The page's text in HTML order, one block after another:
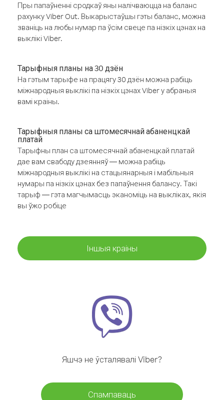
Пры папаўненні сродкаў яны налічваюцца на баланс
рахунку Viber Out. Выкарыстаўшы гэты баланс, можна
званіць на любы нумар па ўсім свеце па нізкіх цэнах на
выклікі Viber.
Тарыфныя планы на 30 дзён
На гэтым тарыфе на працягу 30 дзён можна рабіць
міжнародныя выклікі па нізкіх цэнах Viber у абраныя
вамі краіны.
Тарыфныя планы са штомесячнай абаненцкай
платай
Тарыфны план са штомесячнай абаненцкай платай
дае вам свабоду дзеянняў — можна рабіць
міжнародныя выклікі на стацыянарныя і мабільныя
нумары па нізкіх цэнах без папаўнення балансу. Такі
тарыф — гэта магчымасць эканоміць на выкліках, якія
вы ўжо робіце
Іншыя краіны
Яшчэ не ўсталявалі Viber?
Спампаваць